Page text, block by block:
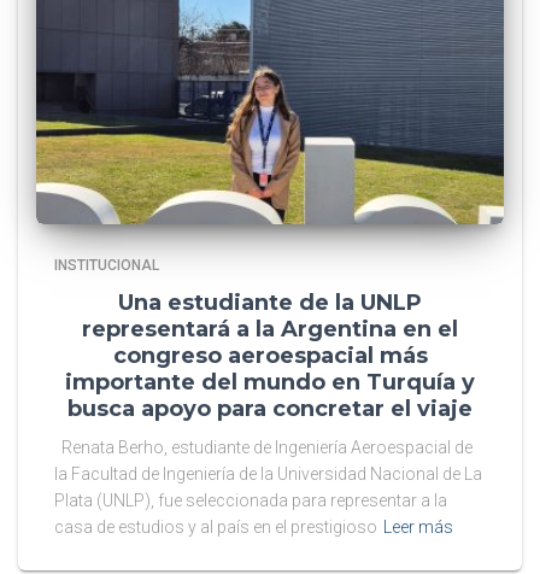
INSTITUCIONAL
Una estudiante de la UNLP
representará a la Argentina en el
congreso aeroespacial más
importante del mundo en Turquía y
busca apoyo para concretar el viaje
Renata Berho, estudiante de Ingeniería Aeroespacial de
la Facultad de Ingeniería de la Universidad Nacional de La
Plata (UNLP), fue seleccionada para representar a la
casa de estudios y al país en el prestigioso
Leer más